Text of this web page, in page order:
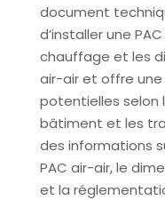
document
d’installer une
chauffage et les
air-air et offre
potentielles selon
bâtiment et les
des informations
PAC air-air, le
et la